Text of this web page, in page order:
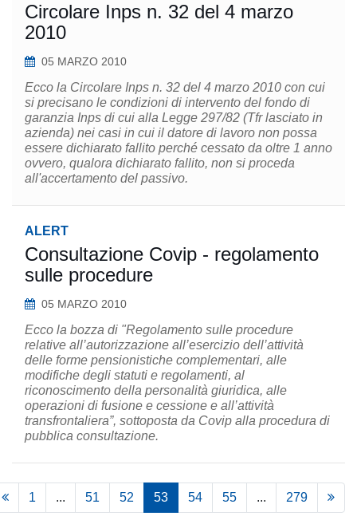
Circolare Inps n. 32 del 4 marzo
2010
05 MARZO 2010
Ecco la Circolare Inps n. 32 del 4 marzo 2010 con cui
si precisano le condizioni di intervento del fondo di
garanzia Inps di cui alla Legge 297/82 (Tfr lasciato in
azienda) nei casi in cui il datore di lavoro non possa
essere dichiarato fallito perché cessato da oltre 1 anno
ovvero, qualora dichiarato fallito, non si proceda
all'accertamento del passivo.
ALERT
Consultazione Covip - regolamento
sulle procedure
05 MARZO 2010
Ecco la bozza di "Regolamento sulle procedure
relative all’autorizzazione all’esercizio dell’attività
delle forme pensionistiche complementari, alle
modifiche degli statuti e regolamenti, al
riconoscimento della personalità giuridica, alle
operazioni di fusione e cessione e all’attività
transfrontaliera”, sottoposta da Covip alla procedura di
pubblica consultazione.
1 ... 51 52 53 54 55 ... 279